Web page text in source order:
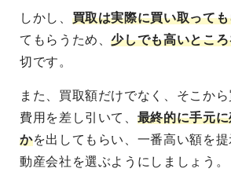
しかし、 買取は実際に買い取って
てもらうため、少しでも高いとこ
切です。
また、買取額だけでなく、そこか
費用を差し引いて、 最終的に手元
かを出してもらい、一番高い額を
動産会社を選ぶようにしましょう。